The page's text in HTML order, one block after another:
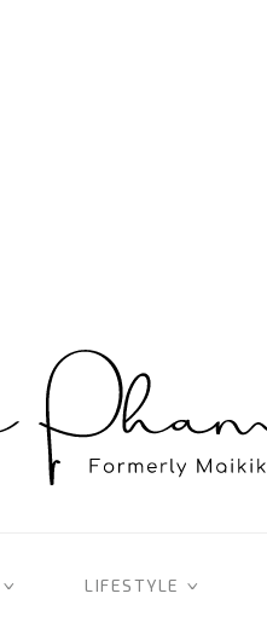
LIFESTYLE